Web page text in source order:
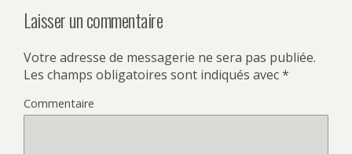
Laisser un commentaire
Votre adresse de messagerie ne sera pas publiée.
Les champs obligatoires sont indiqués avec*
Commentaire